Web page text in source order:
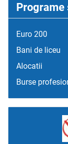
Programe
Euro 200
Bani de liceu
Alocatii
Burse